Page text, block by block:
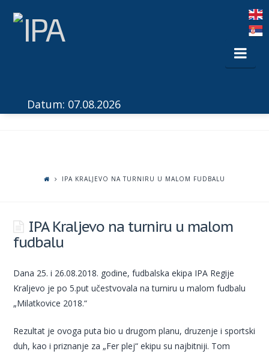
Datum: 07.08.2026
IPA KRALJEVO NA TURNIRU U MALOM FUDBALU
IPA Kraljevo na turniru u malom
fudbalu
Dana 25. i 26.08.2018. godine, fudbalska ekipa IPA Regije
Kraljevo je po 5.put učestvovala na turniru u malom fudbalu
„Milatkovice 2018.“
Rezultat je ovoga puta bio u drugom planu, druzenje i sportski
duh, kao i priznanje za „Fer plej“ ekipu su najbitniji. Tom